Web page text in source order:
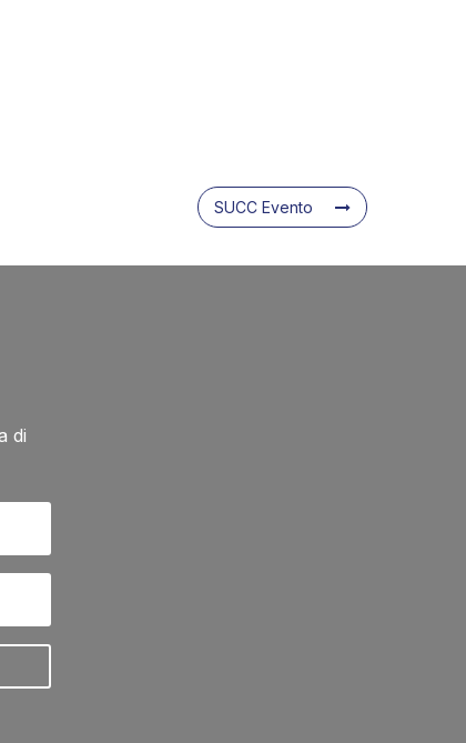
SUCC Evento
di